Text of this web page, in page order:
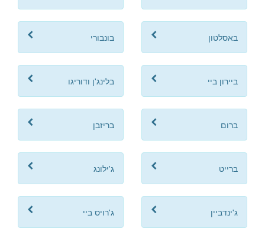
באסלטון בונבורי
ביירון ביי בלינג'ן ודוריגו
ברום בריזבן
ברייט ג'ילונג
ג'ינדביין ג'רויס ביי